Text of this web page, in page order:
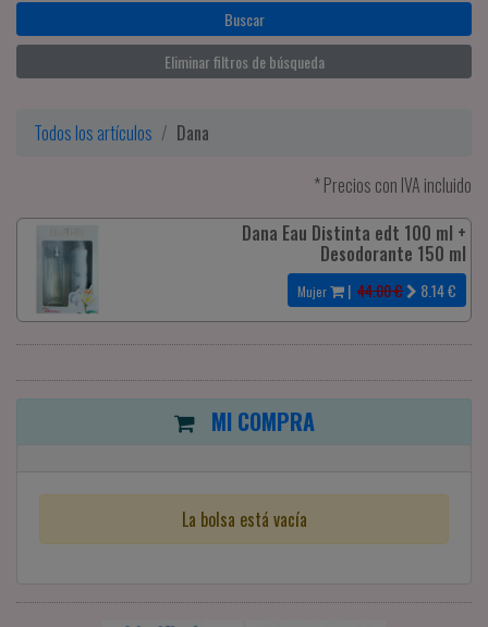
Eliminar filtros de búsqueda
Todos los artículos
Dana
* Precios con IVA incluido
Dana Eau Distinta edt 100 ml +
Desodorante 150 ml
Mujer | 44.00 € 8.14€
MI COMPRA
La bolsa está vacía